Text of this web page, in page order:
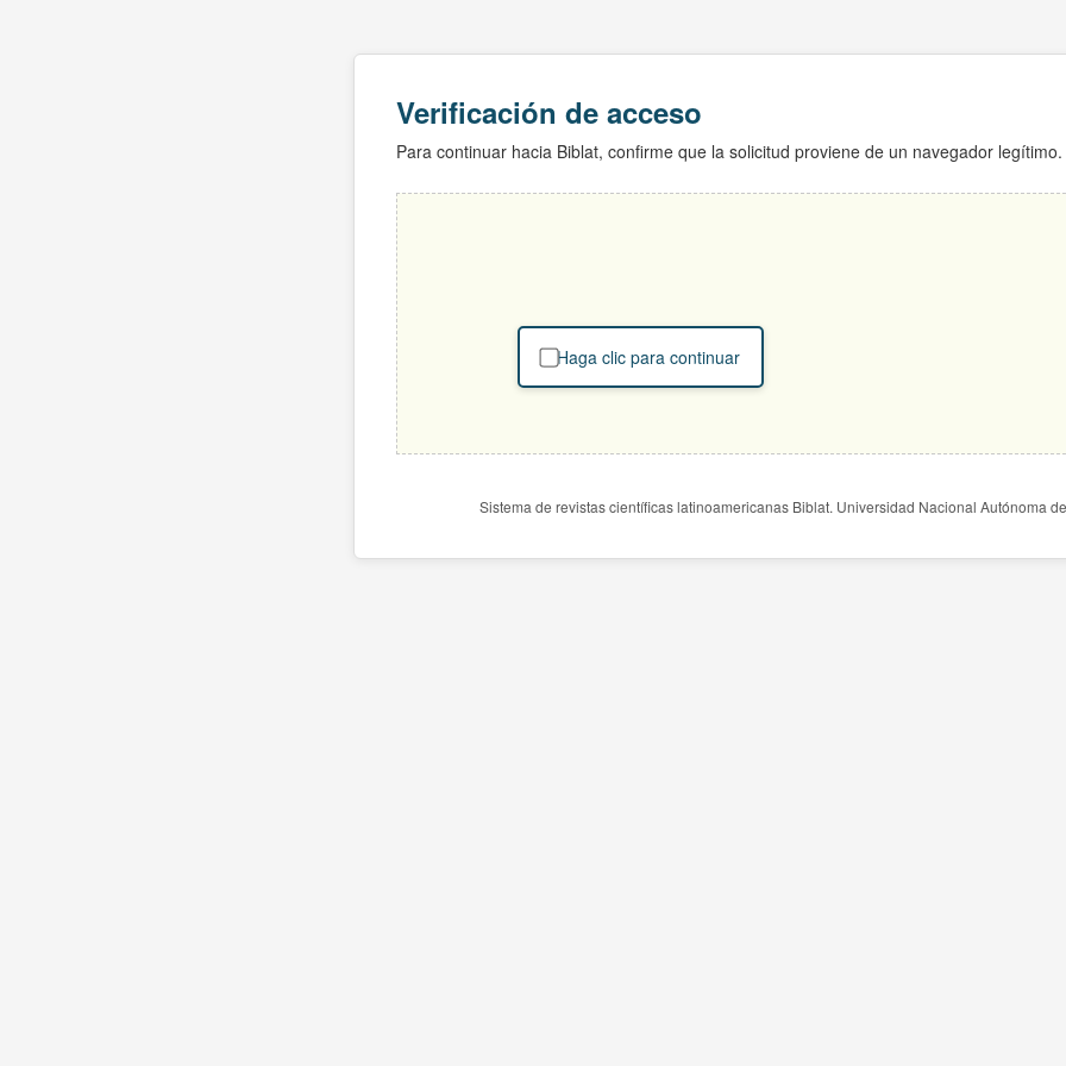
Verificación de acceso
Para continuar hacia Biblat, confirme que la solicitud proviene de un navegador legítimo.
Haga clic para continuar
Sistema de revistas científicas latinoamericanas Biblat. Universidad Nacional Autónoma